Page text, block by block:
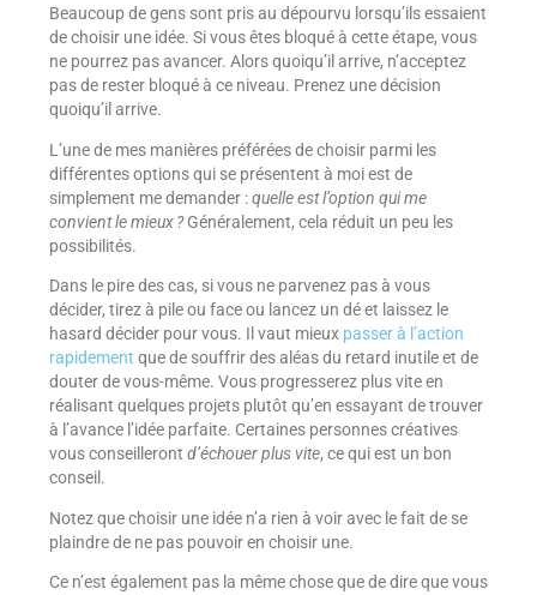
Beaucoup de gens sont pris au dépourvu lorsqu’ils essaient
de choisir une idée. Si vous êtes bloqué à cette étape, vous
ne pourrez pas avancer. Alors quoiqu’il arrive, n’acceptez
pas de rester bloqué à ce niveau. Prenez une décision
quoiqu’il arrive.
L’une de mes manières préférées de choisir parmi les
différentes options qui se présentent à moi est de
simplement me demander :quelle est l’option qui me
convient le mieux ?Généralement, cela réduit un peu les
possibilités.
Dans le pire des cas, si vous ne parvenez pas à vous
décider, tirez à pile ou face ou lancez un dé et laissez le
hasard décider pour vous. Il vaut mieux passer à l’action
rapidement que de souffrir des aléas du retard inutile et de
douter de vous-même. Vous progresserez plus vite en
réalisant quelques projets plutôt qu’en essayant de trouver
à l’avance l’idée parfaite. Certaines personnes créatives
vous conseilleront d’échouer plus vite, ce qui est un bon
conseil.
Notez que choisir une idée n’a rien à voir avec le fait de se
plaindre de ne pas pouvoir en choisir une.
Ce n’est également pas la même chose que de dire que vous